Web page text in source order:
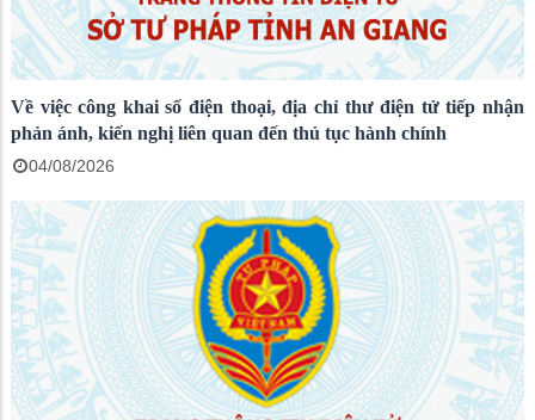
Về việc công khai số điện thoại, địa chỉ thư điện tử tiếp nhận
phản ánh, kiến nghị liên quan đến thủ tục hành chính
04/08/2026